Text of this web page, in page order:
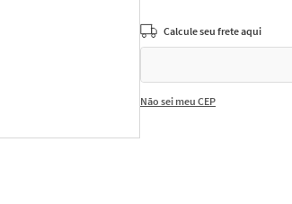
Não sei meu CEP